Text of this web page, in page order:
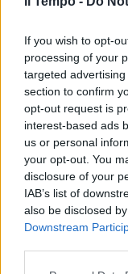
If you wish to opt-
processing of your
targeted
section to confirm
opt-out request is
interest-based ads
us or personal
your opt-out. You
disclosure of your
IAB’s list of
also be disclosed
Downstream
In evidenza